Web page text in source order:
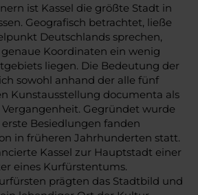
ist Kassel die größte Stadt in
Geografisch betrachtet, ließe
Deutschlands sprechen,
Koordinaten ein wenig
liegen. Die Bedeutung der
sowohl anhand der alle fünf
Kunstausstellung documenta als
Gegründet wurde
erste Besiedlungen fanden
in früheren Jahrhunderten statt.
Kassel zur Hauptstadt einer
eines Kurfürstentums.
prägten das Stadtbild und